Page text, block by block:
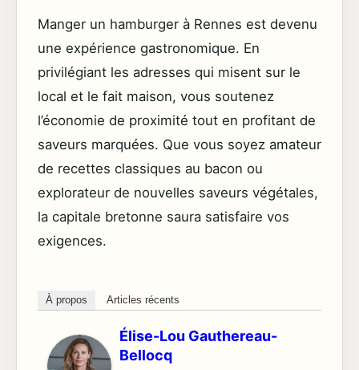
Manger un hamburger à Rennes est devenu
une expérience gastronomique. En
privilégiant les adresses qui misent sur le
local et le fait maison, vous soutenez
l’économie de proximité tout en profitant de
saveurs marquées. Que vous soyez amateur
de recettes classiques au bacon ou
explorateur de nouvelles saveurs végétales,
la capitale bretonne saura satisfaire vos
exigences.
À propos Articles récents
Élise-Lou Gauthereau-
Bellocq